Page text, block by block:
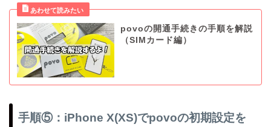
povoの開通手続きの手順を解説
（SIMカード編）
手順⑤：iPhone X(XS)でpovoの初期設定を